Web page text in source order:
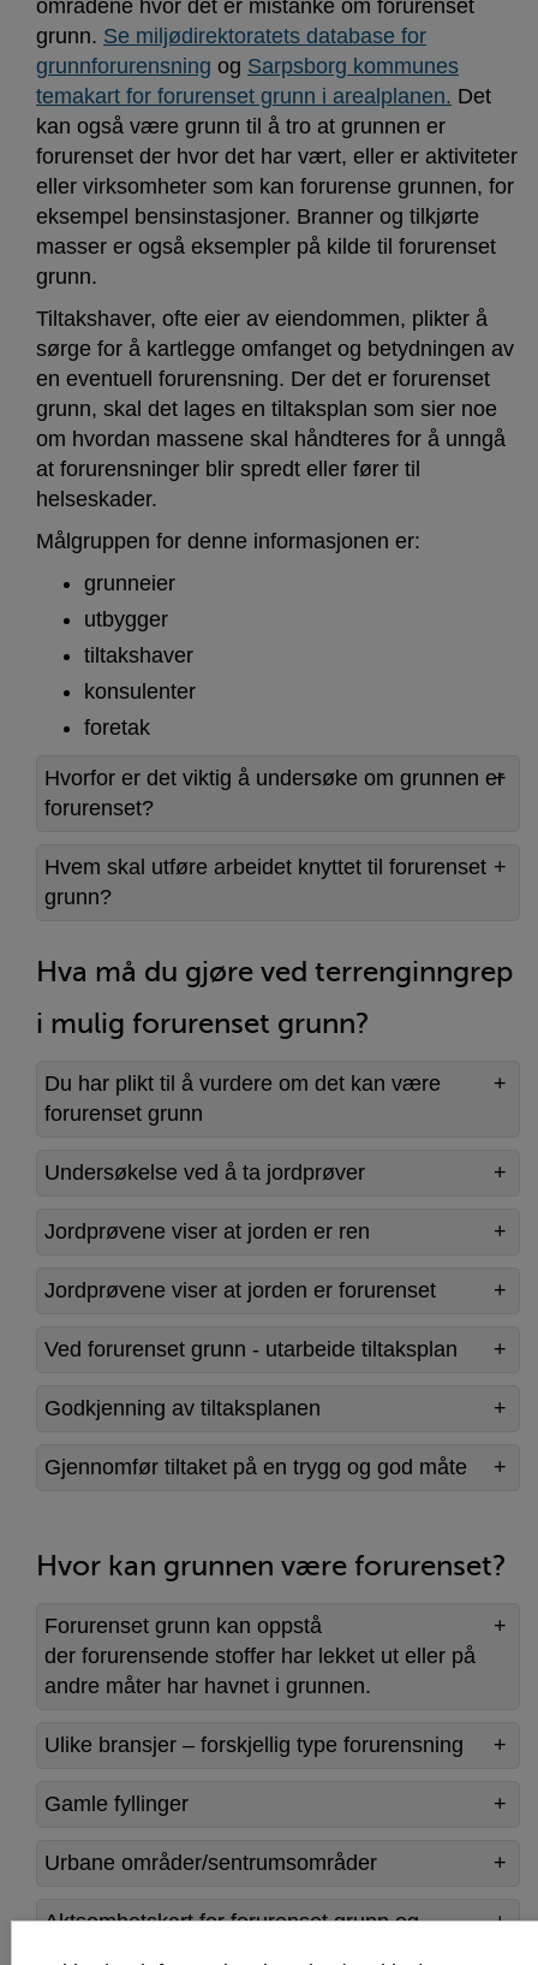
områdene hvor det er mistanke om forurenset
grunn. Se miljødirektoratets database for
grunnforurensning og Sarpsborg kommunes
temakart for forurenset grunn i arealplanen. Det
kan også være grunn til å tro at grunnen er
forurenset der hvor det har vært, eller er aktiviteter
eller virksomheter som kan forurense grunnen, for
eksempel bensinstasjoner. Branner og tilkjørte
masser er også eksempler på kilde til forurenset
grunn.
Tiltakshaver, ofte eier av eiendommen, plikter å
sørge for å kartlegge omfanget og betydningen av
en eventuell forurensning. Der det er forurenset
grunn, skal det lages en tiltaksplan som sier noe
om hvordan massene skal håndteres for å unngå
at forurensninger blir spredt eller fører til
helseskader.
Målgruppen for denne informasjonen er:
grunneier
utbygger
tiltakshaver
konsulenter
foretak
Hvorfor er det viktig å undersøke om grunnen er
forurenset?
Hvem skal utføre arbeidet knyttet til forurenset
grunn?
Hva må du gjøre ved terrenginngrep
i mulig forurenset grunn?
Du har plikt til å vurdere om det kan være
forurenset grunn
Undersøkelse ved å ta jordprøver
Jordprøvene viser at jorden er ren
Jordprøvene viser at jorden er forurenset
Ved forurenset grunn - utarbeide tiltaksplan
Godkjenning av tiltaksplanen
Gjennomfør tiltaket på en trygg og god måte
Hvor kan grunnen være forurenset?
Forurenset grunn kan oppstå
der forurensende stoffer har lekket ut eller på
andre måter har havnet i grunnen.
Ulike bransjer – forskjellig type forurensning
Gamle fyllinger
Urbane områder/sentrumsområder
Aktsomhetskart for forurenset grunn og